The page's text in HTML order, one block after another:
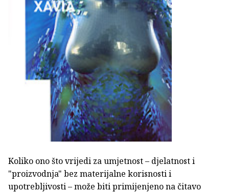
Koliko ono što vrijedi za umjetnost – djelatnost i
"proizvodnja" bez materijalne korisnosti i
upotrebljivosti – može biti primijenjeno na čitavo